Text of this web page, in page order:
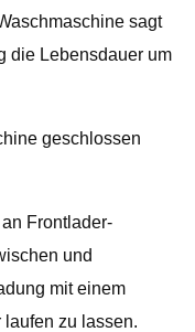
sagt
die Lebensdauer um
geschlossen
Frontlader-
und
mit einem
zu lassen.